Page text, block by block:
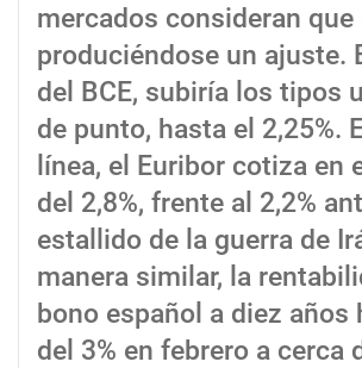
mercados consideran que
produciéndose un ajuste.
del BCE, subiría los tipos
de punto, hasta el 2,25%.
línea, el Euribor cotiza en
del 2,8%, frente al 2,2%
estallido de la guerra de
manera similar, la
bono español a diez años
del 3% en febrero a cerca